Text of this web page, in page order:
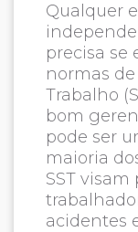
Qualquer
precisa se
normas
Trabalho
bom
pode ser
maioria
SST
acidentes